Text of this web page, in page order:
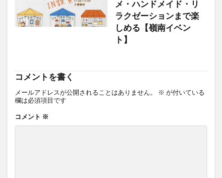
メ・ハンドメイド・リ
ラクゼーションまで楽
しめる【嶺南イベン
ト】
コメントを書く
メールアドレスが公開されることはありません。 ※ が付いている
欄は必須項目です
コメント ※